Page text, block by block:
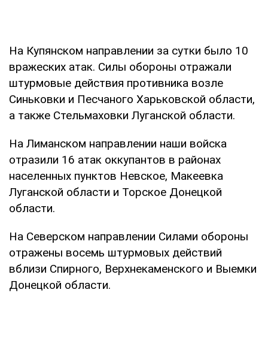
На Купянском направлении за сутки было 10
вражеских атак. Силы обороны отражали
штурмовые действия противника возле
Синьковки и Песчаного Харьковской области,
а также Стельмаховки Луганской области.
На Лиманском направлении наши войска
отразили 16 атак оккупантов в районах
населенных пунктов Невское, Макеевка
Луганской области и Торское Донецкой
области.
На Северском направлении Силами обороны
отражены восемь штурмовых действий
вблизи Спирного, Верхнекаменского и Выемки
Донецкой области.